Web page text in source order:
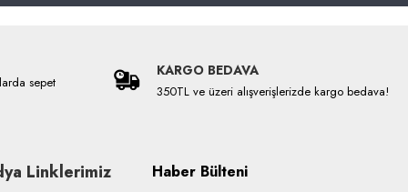
sepet
KARGO BEDAVA
350TL ve üzeri alışverişlerizde kargo bedava!
Linklerimiz Haber Bülteni